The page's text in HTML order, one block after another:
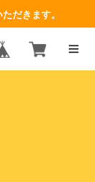
だきます。